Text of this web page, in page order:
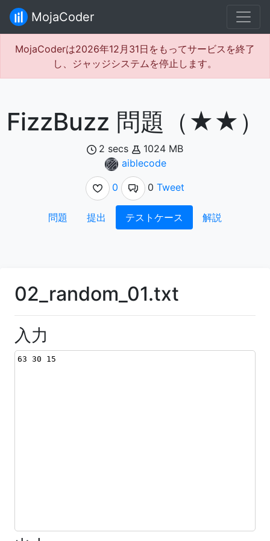
MojaCoder
MojaCoderは2026年12月31日をもってサービスを終了
し、ジャッジシステムを停止します。
FizzBuzz 問題（★★）
2 secs
1024 MB
aiblecode
0
0 Tweet
問題 提出 テストケース 解説
02_random_01.txt
入力
63 30 15